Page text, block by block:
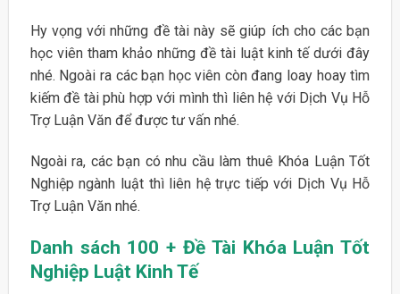
Hy vọng với những đề tài này sẽ giúp ích cho các bạn
học viên tham khảo những đề tài luật kinh tế dưới đây
nhé. Ngoài ra các bạn học viên còn đang loay hoay tìm
kiếm đề tài phù hợp với mình thì liên hệ với Dịch Vụ Hỗ
Trợ Luận Văn để được tư vấn nhé.
Ngoài ra, các bạn có nhu cầu làm thuê Khóa Luận Tốt
Nghiệp ngành luật thì liên hệ trực tiếp với Dịch Vụ Hỗ
Trợ Luận Văn nhé.
Danh sách 100 + Đề Tài Khóa Luận Tốt
Nghiệp Luật Kinh Tế